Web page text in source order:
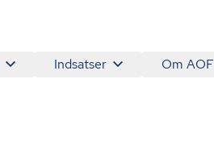
Indsatser Om AOF